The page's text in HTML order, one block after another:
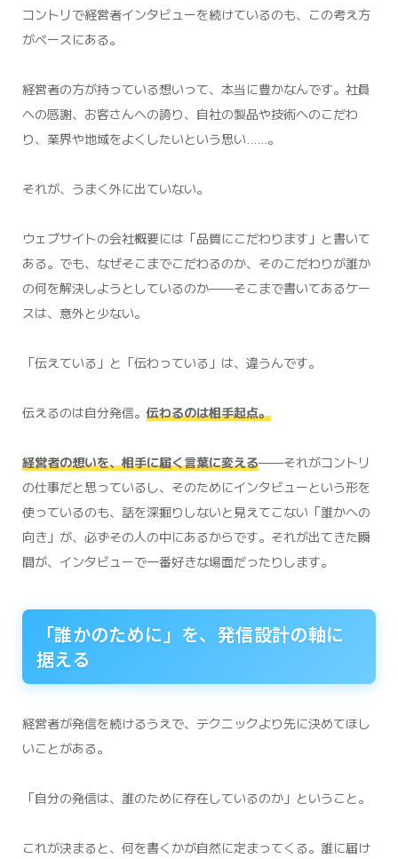
コントリで経営者インタビューを続けているのも、この考え方
がベースにある。
経営者の方が持っている想いって、本当に豊かなんです。社員
への感謝、お客さんへの誇り、自社の製品や技術へのこだわ
り、業界や地域をよくしたいという思い……。
それが、うまく外に出ていない。
ウェブサイトの会社概要には「品質にこだわります」と書いて
ある。でも、なぜそこまでこだわるのか、そのこだわりが誰か
の何を解決しようとしているのか——そこまで書いてあるケー
スは、意外と少ない。
「伝えている」と「伝わっている」は、違うんです。
伝えるのは自分発信。伝わるのは相手起点。
経営者の想いを、相手に届く言葉に変える——それがコントリ
の仕事だと思っているし、そのためにインタビューという形を
使っているのも、話を深掘りしないと見えてこない「誰かへの
向き」が、必ずその人の中にあるからです。それが出てきた瞬
間が、インタビューで一番好きな場面だったりします。
「誰かのために」を、発信設計の軸に
据える
経営者が発信を続けるうえで、テクニックより先に決めてほし
いことがある。
「自分の発信は、誰のために存在しているのか」ということ。
これが決まると、何を書くかが自然に定まってくる。誰に届け